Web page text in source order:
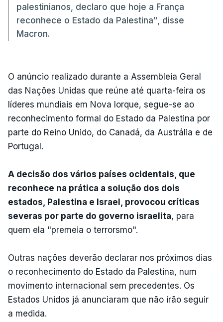
palestinianos, declaro que hoje a França
reconhece o Estado da Palestina", disse
Macron.
O anúncio realizado durante a Assembleia Geral
das Nações Unidas que reúne até quarta-feira os
líderes mundiais em Nova Iorque, segue-se ao
reconhecimento formal do Estado da Palestina por
parte do Reino Unido, do Canadá, da Austrália e de
Portugal.
A decisão dos vários países ocidentais, que
reconhece na prática a solução dos dois
estados, Palestina e Israel, provocou críticas
severas por parte do governo israelita, para
quem ela "premeia o terrorsmo".
Outras nações deverão declarar nos próximos dias
o reconhecimento do Estado da Palestina, num
movimento internacional sem precedentes. Os
Estados Unidos já anunciaram que não irão seguir
a medida.